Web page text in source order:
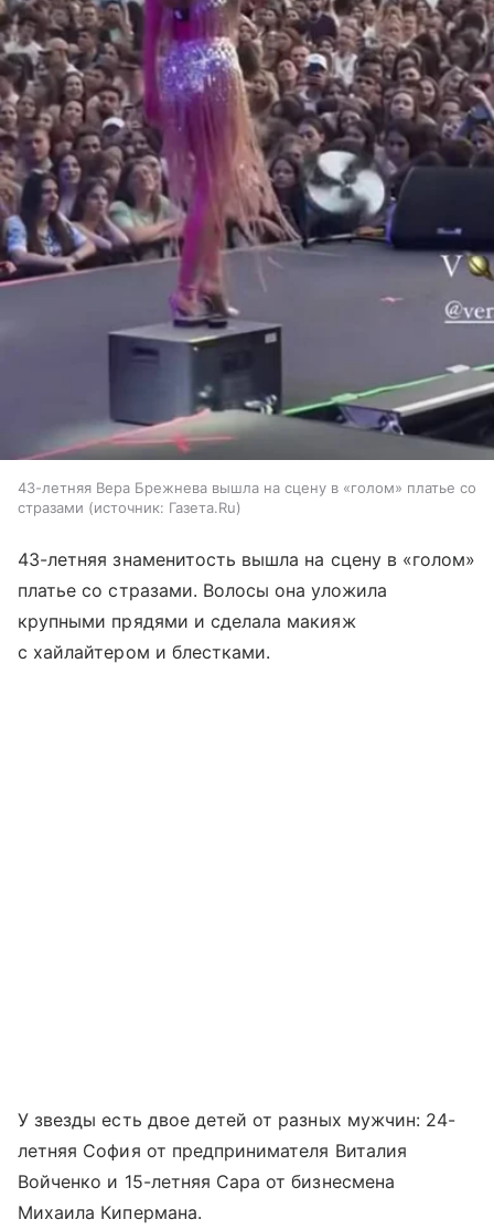
43-летняя Вера Брежнева вышла на сцену в «голом» платье со
стразами
источник: Газета.Ru
43-летняя знаменитость вышла на сцену в «голом»
платье со стразами. Волосы она уложила
крупными прядями и сделала макияж
с хайлайтером и блестками.
У звезды есть двое детей от разных мужчин: 24-
летняя София от предпринимателя Виталия
Войченко и 15-летняя Сара от бизнесмена
Михаила Кипермана.